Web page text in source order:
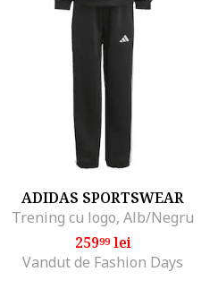
ADIDAS SPORTSWEAR
Trening cu logo, Alb/Negru
25999lei
Vandut de Fashion Days